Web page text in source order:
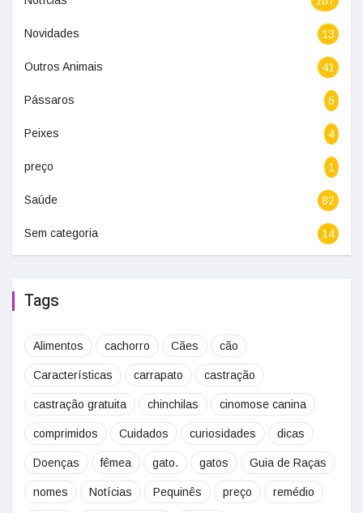
Novidades 13
Outros Animais 41
Pássaros 6
Peixes 4
preço 1
Saúde 82
Sem categoria 14
Tags
Alimentos cachorro Cães cão
Características carrapato castração
castração gratuita chinchilas cinomose canina
comprimidos Cuidados curiosidades dicas
Doenças fêmea gato. gatos Guia de Raças
nomes Notícias Pequinês preço remédio